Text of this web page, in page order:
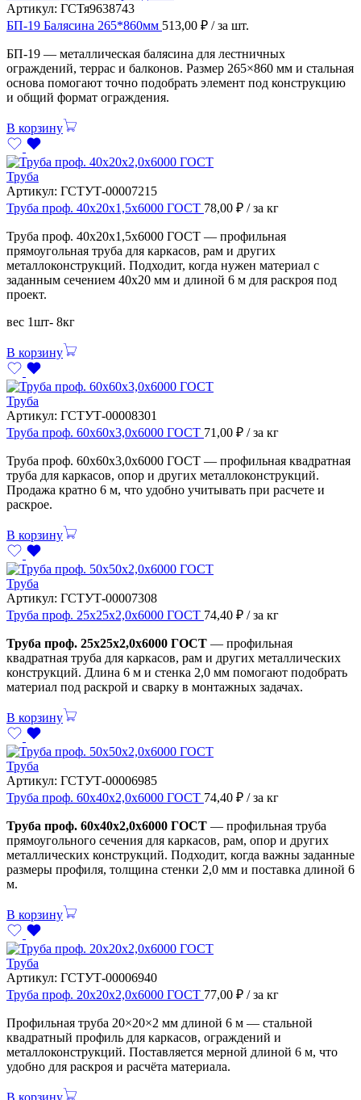
Артикул: ГСТя9638743
БП-19 Балясина 265*860мм 513,00 ₽ / за шт.
БП-19 — металлическая балясина для лестничных
ограждений, террас и балконов. Размер 265×860 мм и стальная
основа помогают точно подобрать элемент под конструкцию
и общий формат ограждения.
В корзину
Труба
Артикул: ГСТУТ-00007215
Труба проф. 40х20х1,5х6000 ГОСТ 78,00 ₽ / за кг
Труба проф. 40х20х1,5х6000 ГОСТ — профильная
прямоугольная труба для каркасов, рам и других
металлоконструкций. Подходит, когда нужен материал с
заданным сечением 40х20 мм и длиной 6 м для раскроя под
проект.
вес 1шт- 8кг
В корзину
Труба
Артикул: ГСТУТ-00008301
Труба проф. 60х60х3,0х6000 ГОСТ 71,00 ₽ / за кг
Труба проф. 60х60х3,0х6000 ГОСТ — профильная квадратная
труба для каркасов, опор и других металлоконструкций.
Продажа кратно 6 м, что удобно учитывать при расчете и
раскрое.
В корзину
Труба
Артикул: ГСТУТ-00007308
Труба проф. 25х25х2,0х6000 ГОСТ 74,40 ₽ / за кг
Труба проф. 25х25х2,0х6000 ГОСТ — профильная
квадратная труба для каркасов, рам и других металлических
конструкций. Длина 6 м и стенка 2,0 мм помогают подобрать
материал под раскрой и сварку в монтажных задачах.
В корзину
Труба
Артикул: ГСТУТ-00006985
Труба проф. 60х40х2,0х6000 ГОСТ 74,40 ₽ / за кг
Труба проф. 60х40х2,0х6000 ГОСТ — профильная труба
прямоугольного сечения для каркасов, рам, опор и других
металлических конструкций. Подходит, когда важны заданные
размеры профиля, толщина стенки 2,0 мм и поставка длиной 6
м.
В корзину
Труба
Артикул: ГСТУТ-00006940
Труба проф. 20х20х2,0х6000 ГОСТ 77,00 ₽ / за кг
Профильная труба 20×20×2 мм длиной 6 м — стальной
квадратный профиль для каркасов, ограждений и
металлоконструкций. Поставляется мерной длиной 6 м, что
удобно для раскроя и расчёта материала.
В корзину